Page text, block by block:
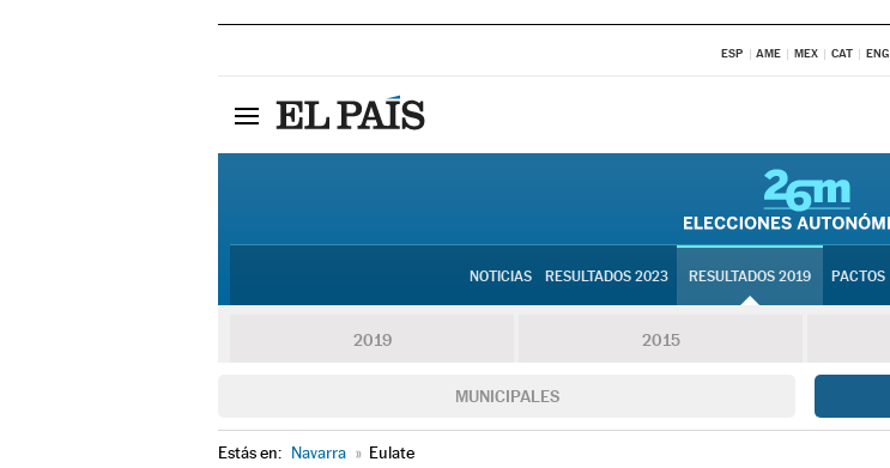
ESP AME MEX CAT ENG
NOTICIAS RESULTADOS 2023 RESULTADOS 2019 PACTOS
2019 2015
MUNICIPALES
Estás en: Navarra » Eulate